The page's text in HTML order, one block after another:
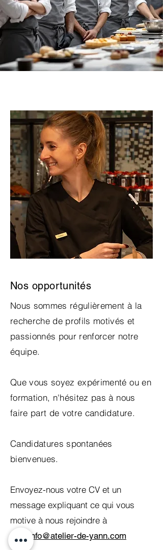
Nos opportunités
Nous sommes régulièrement à la
recherche de profils motivés et
passionnés pour renforcer notre
équipe.
Que vous soyez expérimenté ou en
formation, n'hésitez pas à nous
faire part de votre candidature.
Candidatures spontanées
bienvenues.
Envoyez-nous votre CV et un
message expliquant ce qui vous
motive à nous rejoindre à
info@atelier-de-yann.com